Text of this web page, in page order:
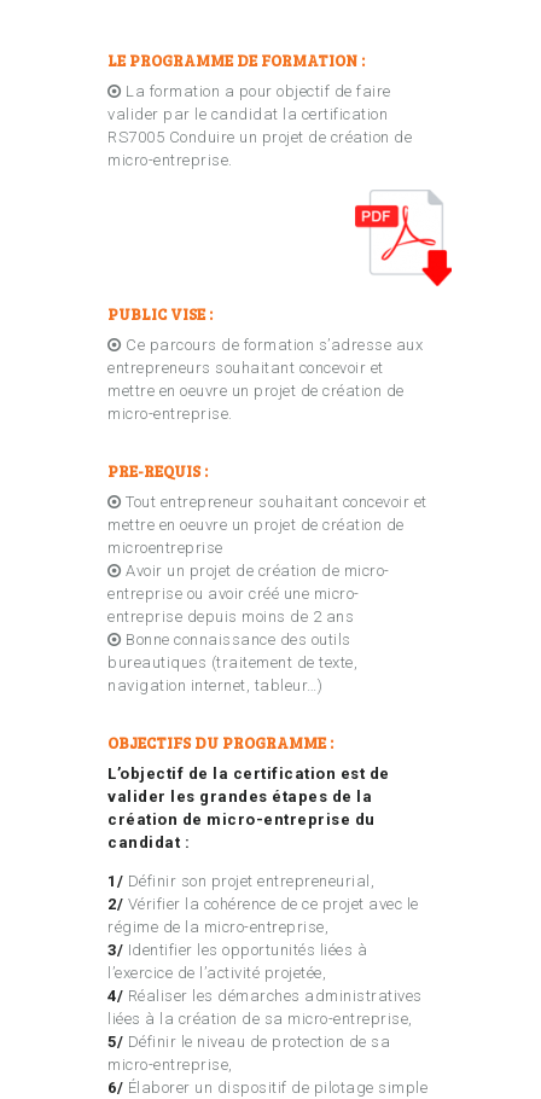
LE PROGRAMME DE FORMATION :
La formation a pour objectif de faire
valider par le candidat la certification
RS7005 Conduire un projet de création de
micro-entreprise.
PUBLIC VISE :
Ce parcours de formation s’adresse aux
entrepreneurs souhaitant concevoir et
mettre en oeuvre un projet de création de
micro-entreprise.
PRE-REQUIS :
Tout entrepreneur souhaitant concevoir et
mettre en oeuvre un projet de création de
microentreprise
Avoir un projet de création de micro-
entreprise ou avoir créé une micro-
entreprise depuis moins de 2 ans
Bonne connaissance des outils
bureautiques (traitement de texte,
navigation internet, tableur…)
OBJECTIFS DU PROGRAMME :
L’objectif de la certification est de
valider les grandes étapes de la
création de micro-entreprise du
candidat :
1/ Définir son projet entrepreneurial,
2/ Vérifier la cohérence de ce projet avec le
régime de la micro-entreprise,
3/ Identifier les opportunités liées à
l’exercice de l’activité projetée,
4/ Réaliser les démarches administratives
liées à la création de sa micro-entreprise,
5/ Définir le niveau de protection de sa
micro-entreprise,
6/ Élaborer un dispositif de pilotage simple